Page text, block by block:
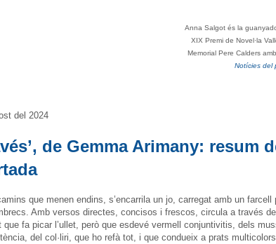
Anna Salgot és la
XIX Premi de Novel·la
Memorial Pere Calders
Notícies del
del 2024
de Gemma Arimany: resum
que menen endins, s’encarrila un jo, carregat amb un farcell
Amb versos directes, concisos i frescos, circula a través del
que fa picar l’ullet, però que esdevé vermell conjuntivitis, dels
del col·liri, que ho refà tot, i que condueix a prats